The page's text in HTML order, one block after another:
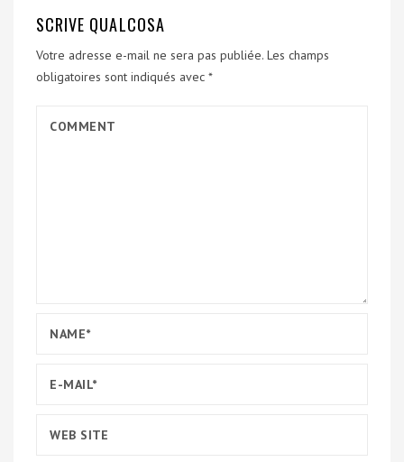
SCRIVE QUALCOSA
Votre adresse e-mail ne sera pas publiée. Les champs
obligatoires sont indiqués avec *